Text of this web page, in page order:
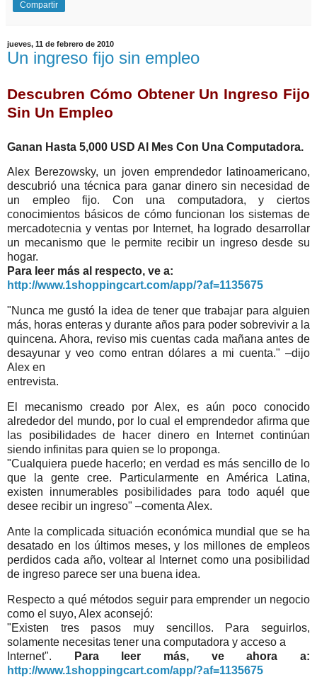
Compartir
jueves, 11 de febrero de 2010
Un ingreso fijo sin empleo
Descubren Cómo Obtener Un Ingreso Fijo
Sin Un Empleo
Ganan Hasta 5,000 USD Al Mes Con Una Computadora.
Alex Berezowsky, un joven emprendedor latinoamericano,
descubrió una técnica para ganar dinero sin necesidad de
un empleo fijo. Con una computadora, y ciertos
conocimientos básicos de cómo funcionan los sistemas de
mercadotecnia y ventas por Internet, ha logrado desarrollar
un mecanismo que le permite recibir un ingreso desde su
hogar.
Para leer más al respecto, ve a:
http://www.1shoppingcart.com/app/?af=1135675
"Nunca me gustó la idea de tener que trabajar para alguien
más, horas enteras y durante años para poder sobrevivir a la
quincena. Ahora, reviso mis cuentas cada mañana antes de
desayunar y veo como entran dólares a mi cuenta." –dijo
Alex en
entrevista.
El mecanismo creado por Alex, es aún poco conocido
alrededor del mundo, por lo cual el emprendedor afirma que
las posibilidades de hacer dinero en Internet continúan
siendo infinitas para quien se lo proponga.
"Cualquiera puede hacerlo; en verdad es más sencillo de lo
que la gente cree. Particularmente en América Latina,
existen innumerables posibilidades para todo aquél que
desee recibir un ingreso" –comenta Alex.
Ante la complicada situación económica mundial que se ha
desatado en los últimos meses, y los millones de empleos
perdidos cada año, voltear al Internet como una posibilidad
de ingreso parece ser una buena idea.
Respecto a qué métodos seguir para emprender un negocio
como el suyo, Alex aconsejó:
"Existen tres pasos muy sencillos. Para seguirlos,
solamente necesitas tener una computadora y acceso a
Internet".
Para leer más, ve ahora a:
http://www.1shoppingcart.com/app/?af=1135675